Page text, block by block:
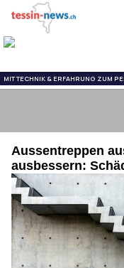
Aussentreppen
ausbessern: